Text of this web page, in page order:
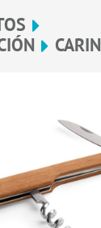
CARIN